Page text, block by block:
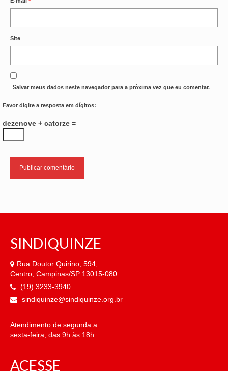
Site
Salvar meus dados neste navegador para a próxima vez que eu comentar.
Favor digite a resposta em dígitos:
dezenove + catorze =
SINDIQUINZE
Rua Doutor Quirino, 594,
Centro, Campinas/SP 13015-080
(19) 3233-3940
sindiquinze@sindiquinze.org.br
Atendimento de segunda a
sexta-feira, das 9h às 18h.
ACESSE